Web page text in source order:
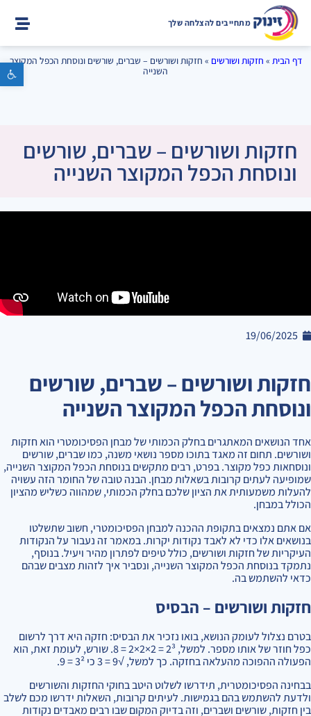
פתח סרגל נגישות
מתחייבים להצלחה שלך
דף הבית » חזקות ושורשים » חזקות ושורשים – שברים, שורשים ונוסחת הכפל המקוצר
השנייה
חזקות ושורשים – שברים, שורשים
ונוסחת הכפל המקוצר השנייה
19/06/2025
חזקות ושורשים – שברים, שורשים
ונוסחת הכפל המקוצר השנייה
אחד הנושאים המאתגרים בחלק הכמותי של מבחן הפסיכומטרי הוא חזקות
ושורשים. תחום זה מאגד בתוכו מספר נושאי משנה, כמו שברים, שורשים
ונוסחאות כפל מקוצר. בפרט, רבים מתקשים בנוסחת הכפל המקוצר השנייה,
שמופיעה לעתים קרובות בשאלות מבחן. הבנה טובה של החומר הזה עשויה
להעלות משמעותית את הציון שלכם בחלק הכמותי, שמהווה כשליש מהציון
הכולל במבחן.
אם אתם נמצאים בתקופת ההכנה למבחן הפסיכומטרי, חשוב שתשלטו
בנושאים אלו כדי לא לאבד נקודות יקרות. במאמר זה נעבור על הנקודות
העיקריות של חזקות ושורשים, כולל טיפים לפתרון מהיר ויעיל. בנוסף,
נתמקד בנוסחת הכפל המקוצר השנייה, ונסביר איך לזהות מצבים שבהם
כדאי להשתמש בה.
חזקות ושורשים – הבסיס
בטרם נצלול לעומק הנושא, בואו נזכיר את הבסיס: חזקה היא דרך לרשום
כפל חוזר של אותו מספר. למשל, 2³ = 2×2×2 = 8. שורש, לעומת זאת, הוא
הפעולה ההפוכה מהעלאה בחזקה. כך למשל, √9 = 3 כי 3² = 9.
בבחינה הפסיכומטרית, תידרשו לשלוט היטב בחוקי החזקות והשורשים
ולדעת להשתמש בהם בגמישות. לעיתים קרובות, השאלות ידרשו מכם לשלב
בין חזקות, שורשים ושברים, וזה בדיוק המקום שבו רבים מאבדים נקודות